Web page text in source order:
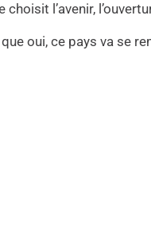
l’avenir,
oui, ce pays va se